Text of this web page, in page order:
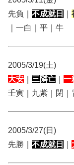
先負｜ 不成就日
｜一白｜平｜牛
2005/3/19(土)
大安
三隣亡 一
壬寅｜九紫｜閉｜
2005/3/27(日)
先勝｜ 不成就日